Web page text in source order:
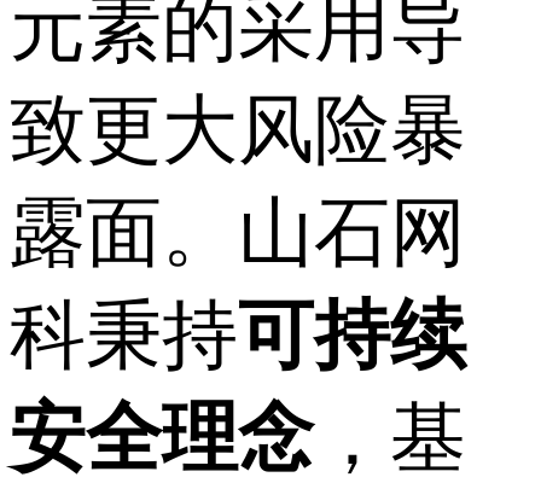
元素的采用导
致更大风险暴
露面。山石网
科秉持可持续
安全理念，基